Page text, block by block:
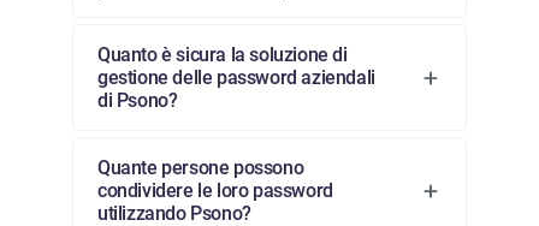
Quanto è sicura la soluzione di
gestione delle password aziendali
di Psono?
Quante persone possono
condividere le loro password
utilizzando Psono?